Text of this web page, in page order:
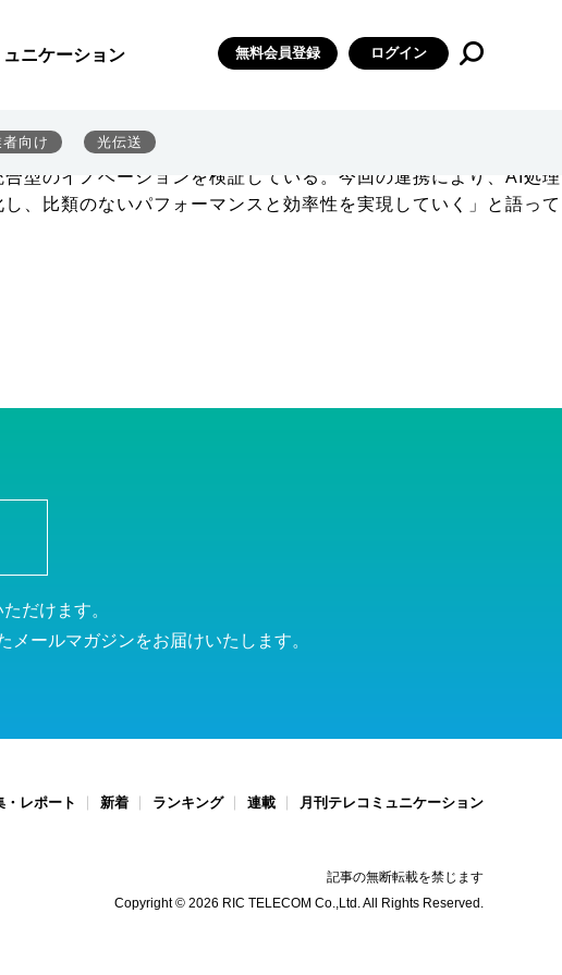
ニケーション 無料会員登録 ログイン
向け 光伝送
的連携を強化したと発表した。
てきた。そして今回新たに、AIを統合した次世代vRANの実現に
ることで、真にAI技術を基盤としたRANアーキテクチャーへの
型のイノベーションを検証している。今回の連携により、AI処理
、比類のないパフォーマンスと効率性を実現していく」と語って
だけます。
ールマガジンをお届けいたします。
・レポート 新着 ランキング 連載 月刊テレコミュニケーション
記事の無断転載を禁じます
Copyright © 2026 RIC TELECOM Co.,Ltd. All Rights Reserved.